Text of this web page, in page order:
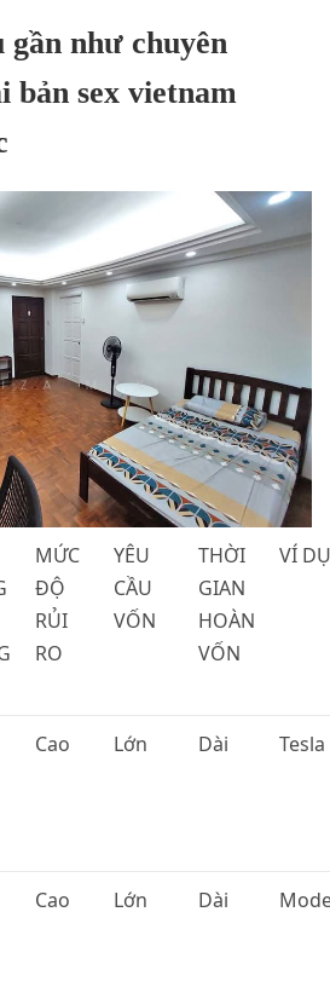
gần như chuyên
bản sex vietnam
MỨC
ĐỘ
RỦI
RO
YÊU
CẦU
VỐN
THỜI
GIAN
HOÀN
VỐN
VÍ DỤ
Cao Lớn Dài Tesla
Cao Lớn Dài